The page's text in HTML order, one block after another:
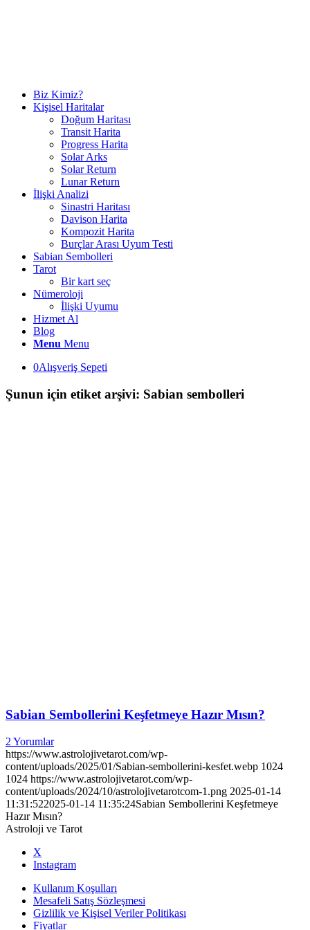
Biz Kimiz?
Kişisel Haritalar
Doğum Haritası
Transit Harita
Progress Harita
Solar Arks
Solar Return
Lunar Return
İlişki Analizi
Sinastri Haritası
Davison Harita
Kompozit Harita
Burçlar Arası Uyum Testi
Sabian Sembolleri
Tarot
Bir kart seç
Nümeroloji
İlişki Uyumu
Hizmet Al
Blog
Menu Menu
0Alışveriş Sepeti
Şunun için etiket arşivi: Sabian sembolleri
Sabian Sembollerini Keşfetmeye Hazır Mısın?
2 Yorumlar
https://www.astrolojivetarot.com/wp-
content/uploads/2025/01/Sabian-sembollerini-kesfet.webp 1024
1024 https://www.astrolojivetarot.com/wp-
content/uploads/2024/10/astrolojivetarotcom-1.png 2025-01-14
11:31:522025-01-14 11:35:24Sabian Sembollerini Keşfetmeye
Hazır Mısın?
Astroloji ve Tarot
X
Instagram
Kullanım Koşulları
Mesafeli Satış Sözleşmesi
Gizlilik ve Kişisel Veriler Politikası
Fiyatlar